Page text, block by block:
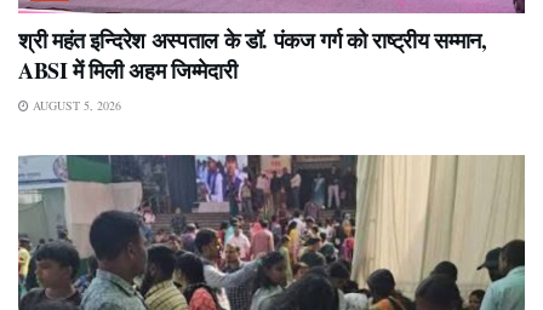
श्री महंत इन्दिरेश अस्पताल के डॉ. पंकज गर्ग को राष्ट्रीय सम्मान,
ABSI में मिली अहम जिम्मेदारी
AUGUST 5, 2026